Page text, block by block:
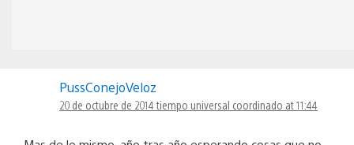
PussConejoVeloz
20 de octubre de 2014 tiempo universal coordinado at 11:44